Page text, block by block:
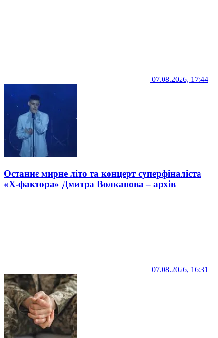
07.08.2026, 17:44
Останнє мирне літо та концерт суперфіналіста
«Х-фактора» Дмитра Волканова – архів
07.08.2026, 16:31